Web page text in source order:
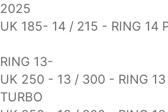
2025
UK 185- 14 / 215 - RING 14
RING 13-
UK 250 - 13 / 300 - RING
TURBO